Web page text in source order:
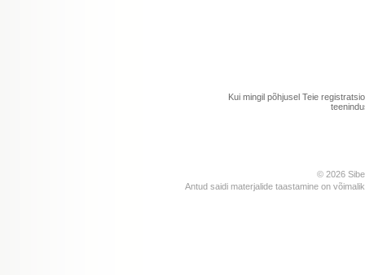
Kui mingil põhjusel Teie
© 2026
Antud saidi materjalide taastamine on